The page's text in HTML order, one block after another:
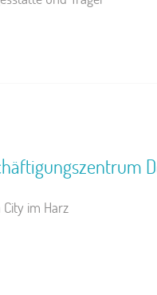
im Harz